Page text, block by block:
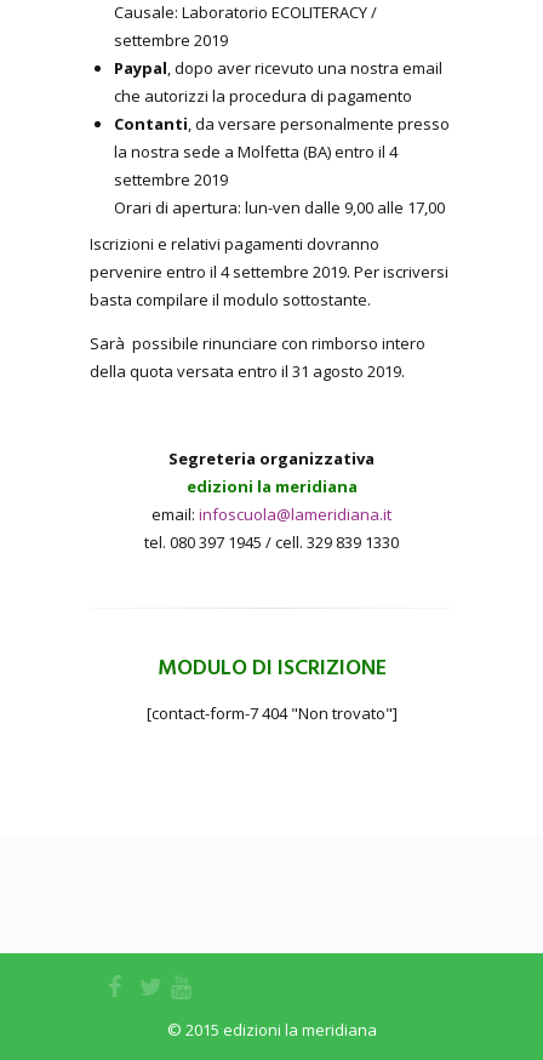
Causale: Laboratorio ECOLITERACY /
settembre 2019
Paypal, dopo aver ricevuto una nostra email
che autorizzi la procedura di pagamento
Contanti, da versare personalmente presso
la nostra sede a Molfetta (BA) entro il 4
settembre 2019
Orari di apertura: lun-ven dalle 9,00 alle 17,00
Iscrizioni e relativi pagamenti dovranno
pervenire entro il 4 settembre 2019. Per iscriversi
basta compilare il modulo sottostante.
Sarà possibile rinunciare con rimborso intero
della quota versata entro il 31 agosto 2019.
Segreteria organizzativa
edizioni la meridiana
email: infoscuola@lameridiana.it
tel. 080 397 1945 / cell. 329 839 1330
MODULO DI ISCRIZIONE
[contact-form-7 404 "Non trovato"]
© 2015 edizioni la meridiana